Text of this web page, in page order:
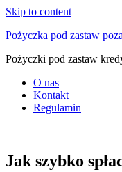
Skip to content
Pożyczka pod zastaw
Pożyczki pod zastaw
O nas
Kontakt
Regulamin
Jak szybko